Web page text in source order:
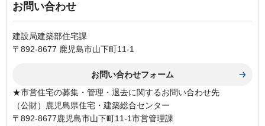
お問い合わせ
建設局建築部住宅課
〒892-8677 鹿児島市山下町11-1
★市営住宅の募集・管理・退去に関するお問い合わせ先
（公財）鹿児島県住宅・建築総合センター
〒892-8677鹿児島市山下町11-1市営管理課